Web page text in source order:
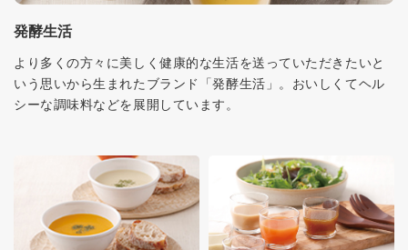
発酵生活
より多くの方々に美しく健康的な生活を送っていただきたいと
いう思いから生まれたブランド「発酵生活」。おいしくてヘル
シーな調味料などを展開しています。